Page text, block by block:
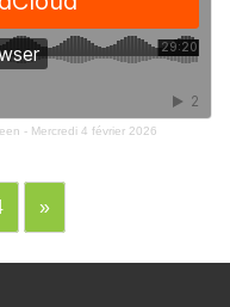
- Mercredi 4 février 2026
»